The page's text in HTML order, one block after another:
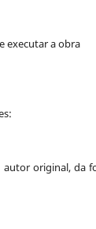
executar a obra
original, da